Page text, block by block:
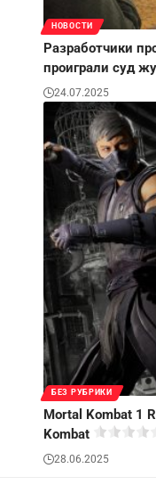
НОВОСТИ
Разработчики
проиграли суд
24.07.2025
БЕЗ РУБРИКИ
Mortal Kombat 1
Kombat
28.06.2025